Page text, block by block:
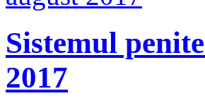
Sistemul
2017